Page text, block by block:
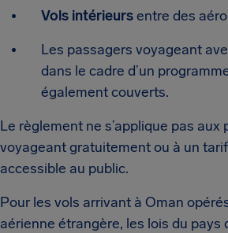
Vols intérieursentre des
Les passagers voyageant
dans le cadre d’un
également couverts.
Le règlement ne s’applique pas aux
voyageant gratuitement ou à un tarif
accessible au public.
Pour les vols arrivant à Oman
aérienne étrangère, les lois du pays